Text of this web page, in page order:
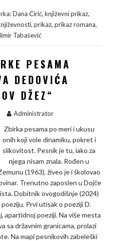
p
y
L
i
n
k
a
e
Dana Ćirić, književni prikaz,
, prikaz, prikaz romana,
Tabašević
PESAMA
DEDOVIĆA
DŽEZ“
Administrator
Zbirka pesama po meri i ukusu
onih koji vole dinamiku, pokret i
slikovitost. Pesnik je tu, iako za
njega nisam znala. Rođen u
(1963), živeo je i školovao
Trenutno zaposlen u Dojče
Dobitnik ovogodišnje (2024)
Prvi utisak o poeziji D.
apartidnoj poeziji. Na više mesta
sa državnim granicama, prolazi
Na mapi pesnikovih zabeleški